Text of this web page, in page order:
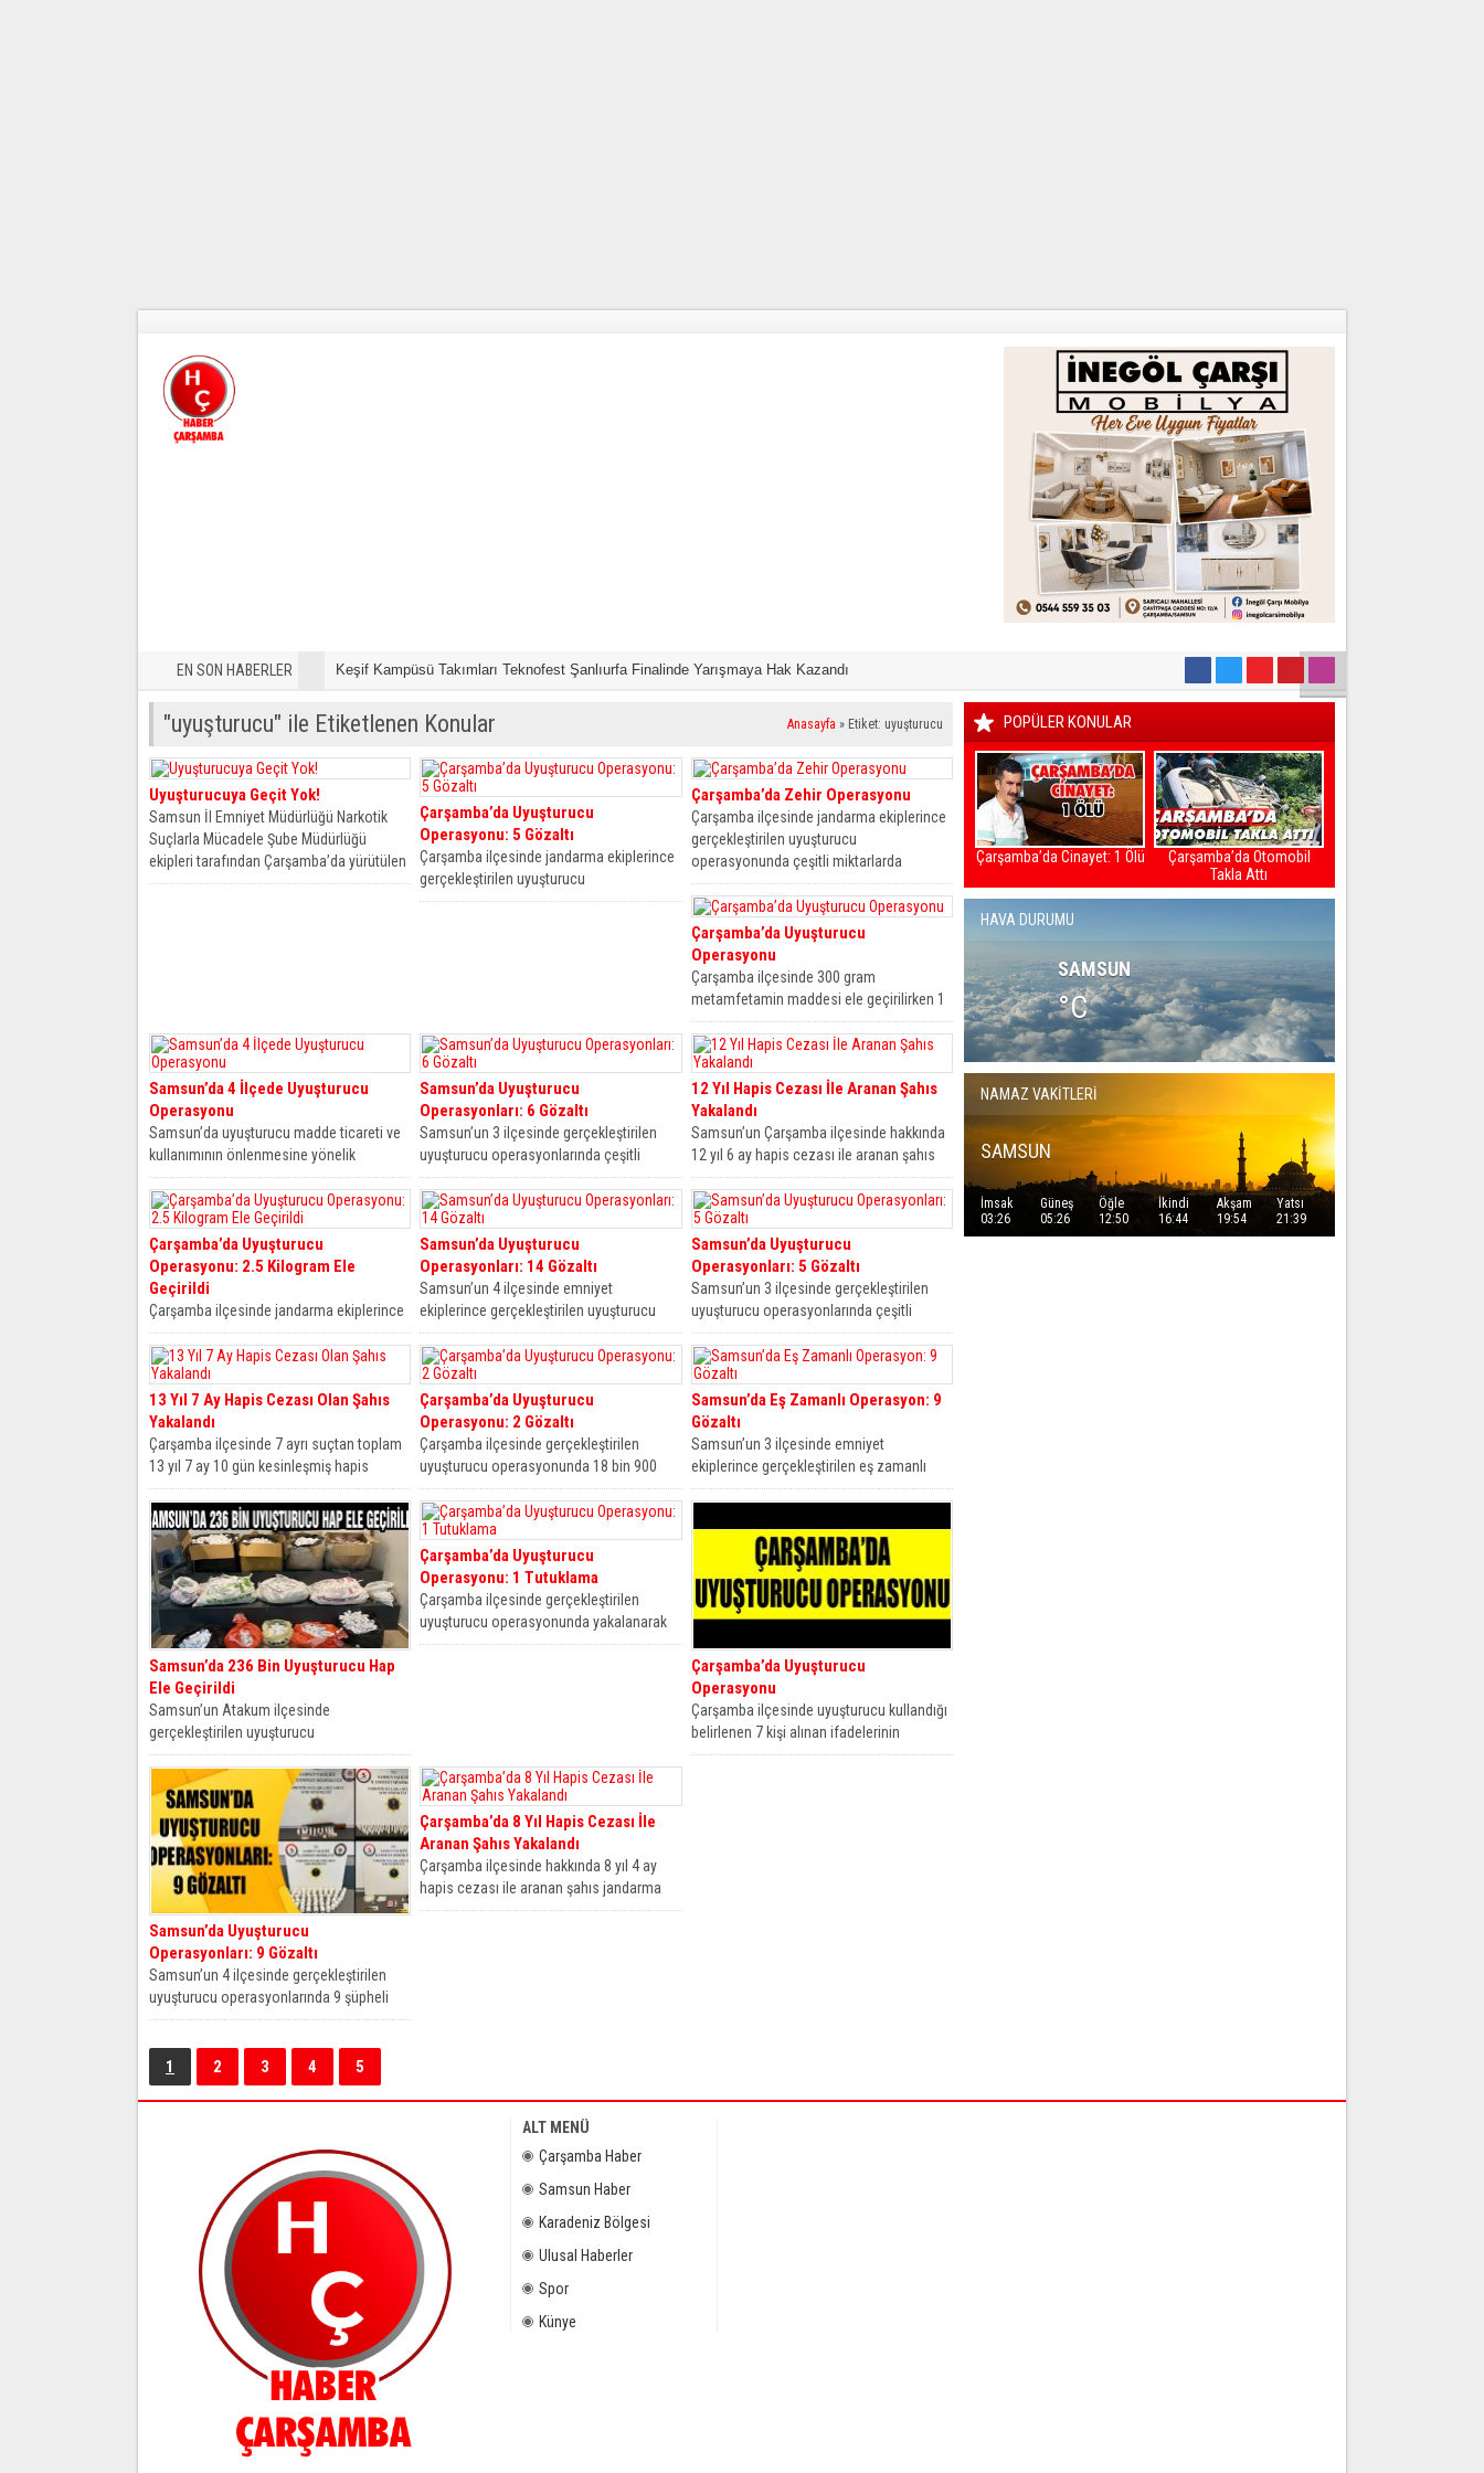
EN SON HABERLER Keşif Kampüsü Takımları Teknofest Şanlıurfa Finalinde Yarışmaya Hak Kazandı
Anasayfa » Etiket: uyuşturucu
"uyuşturucu" ile Etiketlenen Konular
Uyuşturucuya Geçit Yok!
Samsun İl Emniyet Müdürlüğü Narkotik
Suçlarla Mücadele Şube Müdürlüğü
ekipleri tarafından Çarşamba’da yürütülen
uyuşturucu operasyonunda...
Çarşamba’da Uyuşturucu
Operasyonu: 5 Gözaltı
Çarşamba ilçesinde jandarma ekiplerince
gerçekleştirilen uyuşturucu
operasyonunda 5 şüpheli gözaltına alındı.
Çarşamba’da Zehir Operasyonu
Çarşamba ilçesinde jandarma ekiplerince
gerçekleştirilen uyuşturucu
operasyonunda çeşitli miktarlarda
uyuşturucu madde ele geçirilirken 2
şüpheli...
Çarşamba’da Uyuşturucu
Operasyonu
Çarşamba ilçesinde 300 gram
metamfetamin maddesi ele geçirilirken 1
şahıs tutuklanarak cezaevine gönderildi.
Edinilen bilgilere...
Samsun’da 4 İlçede Uyuşturucu
Operasyonu
Samsun’da uyuşturucu madde ticareti ve
kullanımının önlenmesine yönelik
yürütülen çalışmalar kapsamında
operasyon gerçekleştirildi. İlkadım,
Atakum,...
Samsun’da Uyuşturucu
Operasyonları: 6 Gözaltı
Samsun’un 3 ilçesinde gerçekleştirilen
uyuşturucu operasyonlarında çeşitli
miktarlarda uyuşturucu maddeler ele
geçirilirken 6 şahıs gözaltına...
12 Yıl Hapis Cezası İle Aranan Şahıs
Yakalandı
Samsun’un Çarşamba ilçesinde hakkında
12 yıl 6 ay hapis cezası ile aranan şahıs
yakalandı Edinilen...
Çarşamba’da Uyuşturucu
Operasyonu: 2.5 Kilogram Ele
Geçirildi
Çarşamba ilçesinde jandarma ekiplerince
gerçekleştirilen uyuşturucu
operasyonunda 2 kilogram 457 gram
skunk maddesi ele geçirilirken...
Samsun’da Uyuşturucu
Operasyonları: 14 Gözaltı
Samsun’un 4 ilçesinde emniyet
ekiplerince gerçekleştirilen uyuşturucu
operasyonlarında yüklü miktarda
uyuşturucu, para ve silah ele...
Samsun’da Uyuşturucu
Operasyonları: 5 Gözaltı
Samsun’un 3 ilçesinde gerçekleştirilen
uyuşturucu operasyonlarında çeşitli
miktarlarda uyuşturucu maddeler ele
geçirilirken 5 şahıs gözaltına...
13 Yıl 7 Ay Hapis Cezası Olan Şahıs
Yakalandı
Çarşamba ilçesinde 7 ayrı suçtan toplam
13 yıl 7 ay 10 gün kesinleşmiş hapis
cezası...
Çarşamba’da Uyuşturucu
Operasyonu: 2 Gözaltı
Çarşamba ilçesinde gerçekleştirilen
uyuşturucu operasyonunda 18 bin 900
adet uyuşturucu hap ele geçirilirken 2
şahıs...
Samsun’da Eş Zamanlı Operasyon: 9
Gözaltı
Samsun’un 3 ilçesinde emniyet
ekiplerince gerçekleştirilen eş zamanlı
uyuşturucu operasyonunda çeşitli
Samsun’da 236 Bin Uyuşturucu Hap
Ele Geçirildi
Samsun’un Atakum ilçesinde
gerçekleştirilen uyuşturucu
operasyonunda 236 bin 122 adet
uyuşturucu hap ele geçirildi. Edinilen...
Çarşamba’da Uyuşturucu
Operasyonu: 1 Tutuklama
Çarşamba ilçesinde gerçekleştirilen
uyuşturucu operasyonunda yakalanarak
gözaltına alınan şahıs çıkarıldığı
Çarşamba’da Uyuşturucu
Operasyonu
Çarşamba ilçesinde uyuşturucu kullandığı
belirlenen 7 kişi alınan ifadelerinin
ardından savcılık talimatı ile serbest
Samsun’da Uyuşturucu
Operasyonları: 9 Gözaltı
Samsun’un 4 ilçesinde gerçekleştirilen
uyuşturucu operasyonlarında 9 şüpheli
gözaltına alındı. Edinilen bilgilere göre
Çarşamba’da 8 Yıl Hapis Cezası İle
Aranan Şahıs Yakalandı
Çarşamba ilçesinde hakkında 8 yıl 4 ay
hapis cezası ile aranan şahıs jandarma
ekiplerince yakalandı....
1 2 3 4 5
POPÜLER KONULAR
Çarşamba’da Cinayet: 1 Ölü
Çarşamba’da Otomobil
Takla Attı
HAVA DURUMU
SAMSUN
°C
NAMAZ VAKİTLERİ
SAMSUN
İmsak
03:26
Güneş
05:26
Öğle
12:50
İkindi
16:44
Akşam
19:54
Yatsı
21:39
ALT MENÜ
Çarşamba Haber
Samsun Haber
Karadeniz Bölgesi
Ulusal Haberler
Spor
Künye